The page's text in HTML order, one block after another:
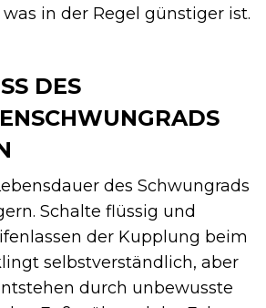
in der Regel günstiger ist.
DES Z
V
des Schwungrads
Schalte flüssig und
der Kupplung beim
selbstverständlich, aber
durch unbewusste